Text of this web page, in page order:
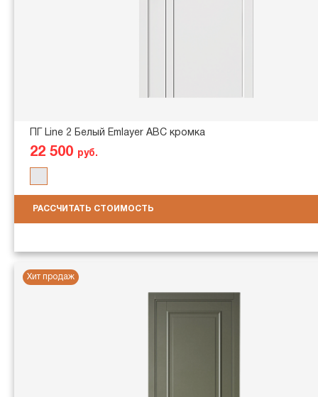
ПГ Line 2 Белый Emlayer АВС кромка
22 500 руб.
РАССЧИТАТЬ СТОИМОСТЬ
Хит продаж